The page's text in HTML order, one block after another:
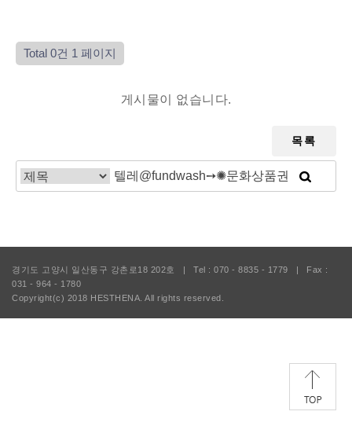
Total 0건 1 페이지
게시물이 없습니다.
목록
경기도 고양시 일산동구 강촌로18 202호 | Tel : 070 - 8835 - 1779 |
Fax :
031 - 964 - 1780
Copyright(c) 2018 HESTHENA. All rights reserved.